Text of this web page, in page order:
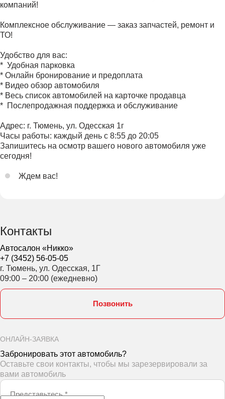
компаний!
Комплексное обслуживание — заказ запчастей, ремонт и
ТО!
Удобство для вас:
* ️ Удобная парковка
* Онлайн бронирование и предоплата
* Видео обзор автомобиля
* Весь список автомобилей на карточке продавца
* ️ Послепродажная поддержка и обслуживание
Адрес: г. Тюмень, ул. Одесская 1г
Часы работы: каждый день с 8:55 до 20:05
Запишитесь на осмотр вашего нового автомобиля уже
сегодня!
Ждем вас!
Контакты
Автосалон «Никко»
+7 (3452) 56-05-05
г. Тюмень, ул. Одесская, 1Г
09:00 – 20:00 (ежедневно)
Позвонить
ОНЛАЙН-ЗАЯВКА
Забронировать этот автомобиль?
Оставьте свои контакты, чтобы мы зарезервировали за
вами автомобиль
Представьтесь*